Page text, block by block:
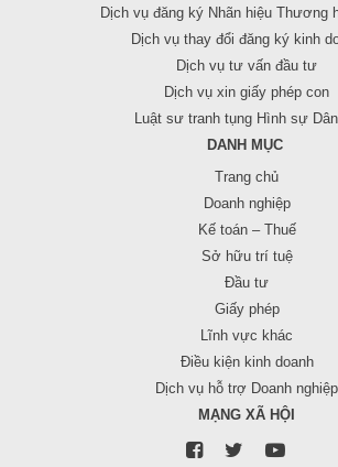
Dịch vụ đăng ký Nhãn hiệu Thương
Dịch vụ thay đổi đăng ký kinh
Dịch vụ tư vấn đầu tư
Dịch vụ xin giấy phép con
Luật sư tranh tụng Hình sự
DANH MỤC
Trang chủ
Doanh nghiệp
Kế toán – Thuế
Sở hữu trí tuệ
Đầu tư
Giấy phép
Lĩnh vực khác
Điều kiện kinh doanh
Dịch vụ hỗ trợ Doanh nghiệp
MẠNG XÃ HỘI